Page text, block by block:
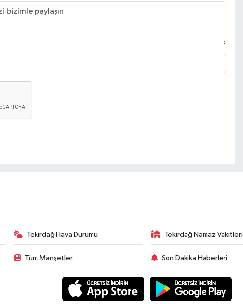
Tekirdağ Hava Durumu Tekirdağ Namaz Vakitleri
Tüm Manşetler Son Dakika Haberleri